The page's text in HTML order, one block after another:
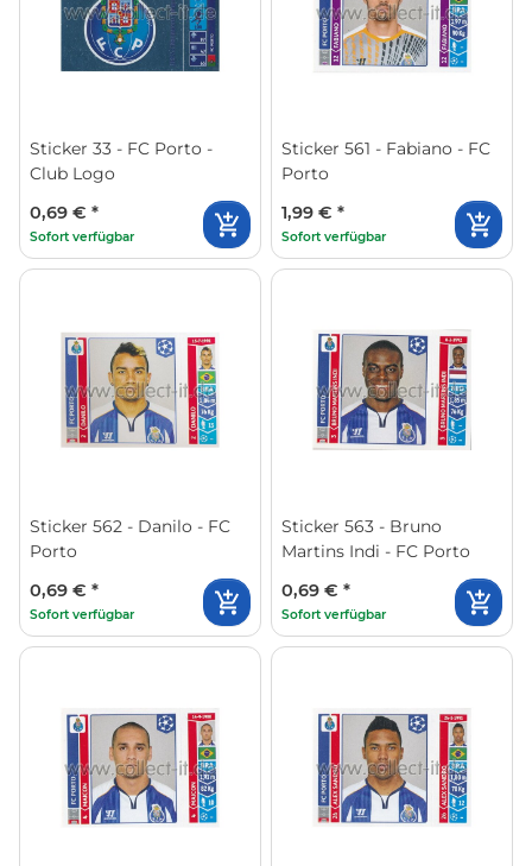
Sticker 33 - FC Porto -
Club Logo
0,69 € *
Sofort verfügbar
Sticker 561 - Fabiano - FC
Porto
1,99 € *
Sofort verfügbar
Sticker 562 - Danilo - FC
Porto
0,69 € *
Sofort verfügbar
Sticker 563 - Bruno
Martins Indi - FC Porto
0,69 € *
Sofort verfügbar